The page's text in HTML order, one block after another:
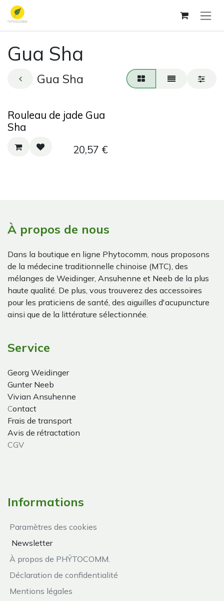
Se rendre au contenu
Gua Sha
Gua Sha
Rouleau de jade Gua
Sha
20,57 €
À propos de nous
Dans la boutique en ligne Phytocomm, nous proposons
de la médecine traditionnelle chinoise (MTC), des
mélanges de Weidinger, Ansuhenne et Neeb de la plus
haute qualité. De plus, vous trouverez des accessoires
pour les praticiens de santé, des aiguilles d'acupuncture
ainsi que de la littérature sélectionnée.
Service
Georg Weidinger
Gunter Neeb
Vivian Ansuhenne
Contact
Frais de transport
Avis de rétractation
CGV
Informations
Paramètres des cookies
Newsletter
À propos de PHŸTOCOMM.
Déclaration de confidentialité
Mentions légales